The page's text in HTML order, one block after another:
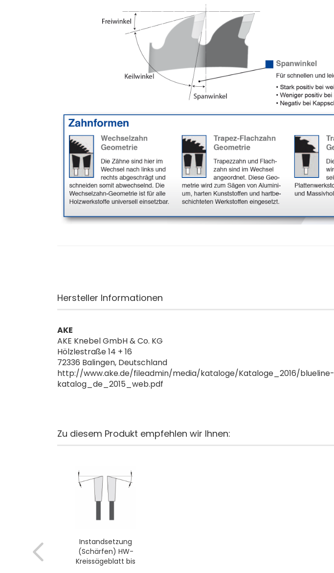
Hersteller Informationen
AKE
AKE Knebel GmbH & Co. KG
Hölzlestraße 14 + 16
72336 Balingen, Deutschland
http://www.ake.de/fileadmin/media/kataloge/Kataloge_2016/blueline-
katalog_de_2015_web.pdf
Zu diesem Produkt empfehlen wir Ihnen:
Instandsetzung
(Schärfen) HW-
Kreissägeblatt bis